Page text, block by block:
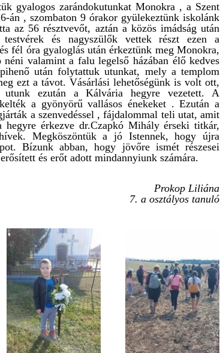
gyalogos zarándokutunkat Monokra , a Szent
án , szombaton 9 órakor gyülekeztünk iskolánk
az 56 résztvevőt, aztán a közös imádság után
és nagyszülők vettek részt ezen a
fél óra gyaloglás után érkeztünk meg Monokra,
valamint a falu legelső házában élő kedves
után folytattuk utunkat, mely a templom
ezt a távot. Vásárlási lehetőségünk is volt ott,
utunk ezután a Kálvária hegyre vezetett. A
a gyönyörű vallásos énekeket . Ezután a
a szenvedéssel , fájdalommal teli utat, amit
érkezve dr.Czapkó Mihály érseki titkár,
Megköszöntük a jó Istennek, hogy újra
Bízunk abban, hogy jövőre ismét részesei
és erőt adott mindannyiunk számára.
Prokop Liliána
7. a osztályos tanuló